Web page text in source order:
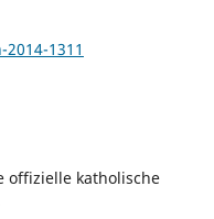
1311
offizielle katholische